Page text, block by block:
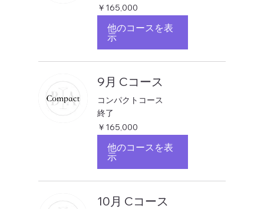
165,000
円
￥165,000
他のコースを表
示
9月 Cコース
コンパクトコース
終了
165,000
円
￥165,000
他のコースを表
示
10月 Cコース